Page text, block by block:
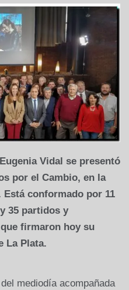
Vidal se presentó
por el Cambio, en la
conformado por 11
35 partidos y
firmaron hoy su
La Plata.
mediodía acompañada